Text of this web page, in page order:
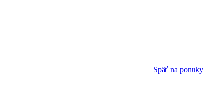
Späť na ponuky